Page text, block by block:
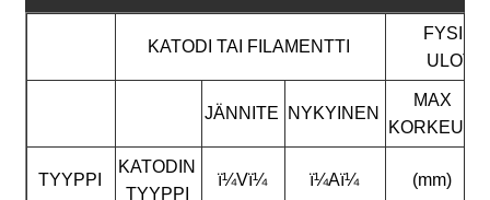
KATODI TAI FILAMENTTI
JÄNNITE NYKYINEN
MAX
KORKEUS
TYYPPI
KATODIN
TYYPPI
ï¼Vï¼ ï¼Aï¼ (mm)